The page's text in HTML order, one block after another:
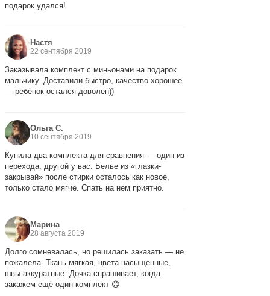
подарок удался!
Настя
22 сентября 2019
Заказывала комплект с миньонами на подарок
мальчику. Доставили быстро, качество хорошее
— ребёнок остался доволен))
Ольга С.
10 сентября 2019
Купила два комплекта для сравнения — один из
перехода, другой у вас. Белье из «глазки-
закрывай» после стирки осталось как новое,
только стало мягче. Спать на нем приятно.
Марина
28 августа 2019
Долго сомневалась, но решилась заказать — не
пожалела. Ткань мягкая, цвета насыщенные,
швы аккуратные. Дочка спрашивает, когда
закажем ещё один комплект 😊